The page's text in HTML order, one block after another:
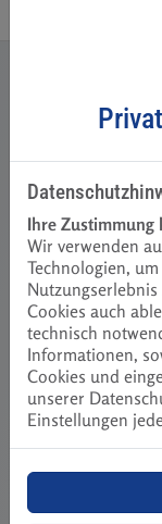
Hier
Starten
Ihre Zustimmung
Wir verwenden
Technologien,
Nutzungserlebnis
Cookies auch
technisch
Informationen,
Cookies und
unserer
Einstellungen